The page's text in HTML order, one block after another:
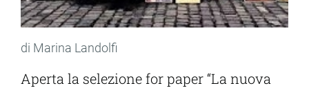
di Marina Landolfi
Aperta la selezione for paper “La nuova